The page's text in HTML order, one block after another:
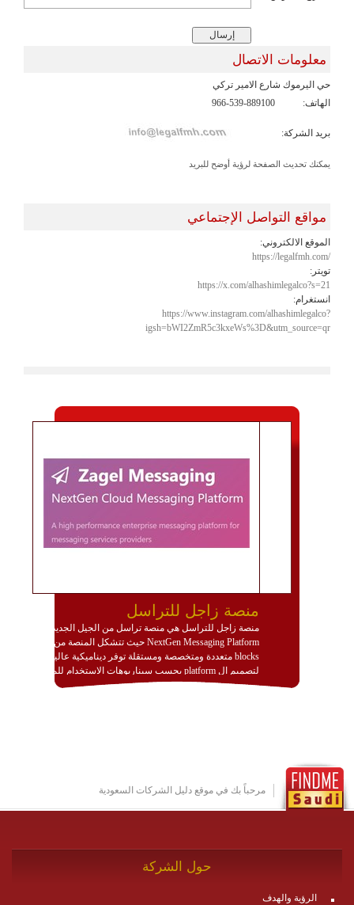
معلومات الاتصال
حي اليرموك شارع الامير تركي
الهاتف:
966-539-889100
بريد الشركة:
يمكنك تحديث الصفحة لرؤية أوضح للبريد
مواقع التواصل الإجتماعي
الموقع الالكتروني:
https://legalfmh.com/
تويتر:
https://x.com/alhashimlegalco?s=21
انستغرام:
https://www.instagram.com/alhashimlegalco?
igsh=bWI2ZmR5c3kxeWs%3D&utm_source=qr
منصة زاجل للتراسل
منصة زاجل للتراسل هي منصة تراسل من الجيل الجديد
NextGen Messaging Platform حيث تتشكل المنصة من
blocks متعددة ومتخصصة ومستقلة توفر ديناميكية عالية
لتصميم ال platform بحسب سيناريوهات الاستخدام للمنصة
وتتوافق مع النشر والاستثمار ضمن بيئة استضافة dedicated
http://www.plutosms.com/zagel
مرحباً بك في موقع دليل الشركات السعودية
حول الشركة
الرؤية والهدف